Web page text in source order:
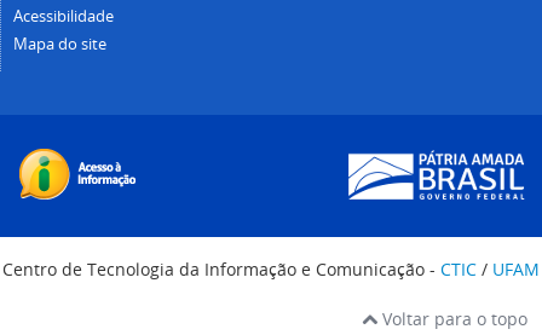
Acessibilidade
Mapa do site
Centro de Tecnologia da Informação e Comunicação - CTIC / UFAM
Voltar para o topo